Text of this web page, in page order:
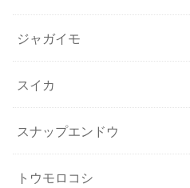
ジャガイモ
スイカ
スナップエンドウ
トウモロコシ